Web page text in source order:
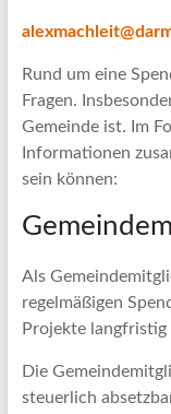
Rund um eine
Fragen.
Gemeinde ist. Im
Informationen
sein können:
Als
regelmäßigen
Projekte langfristig
Die
steuerlich